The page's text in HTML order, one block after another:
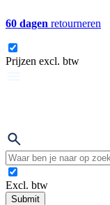
60 dagen retourneren
Prijzen excl. btw
Excl. btw
Submit